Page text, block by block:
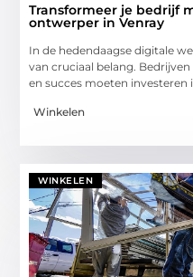
Transformeer je bedrijf
ontwerper in Venray
In de hedendaagse digitale
van cruciaal belang.
en succes moeten
Winkelen
WINKELEN